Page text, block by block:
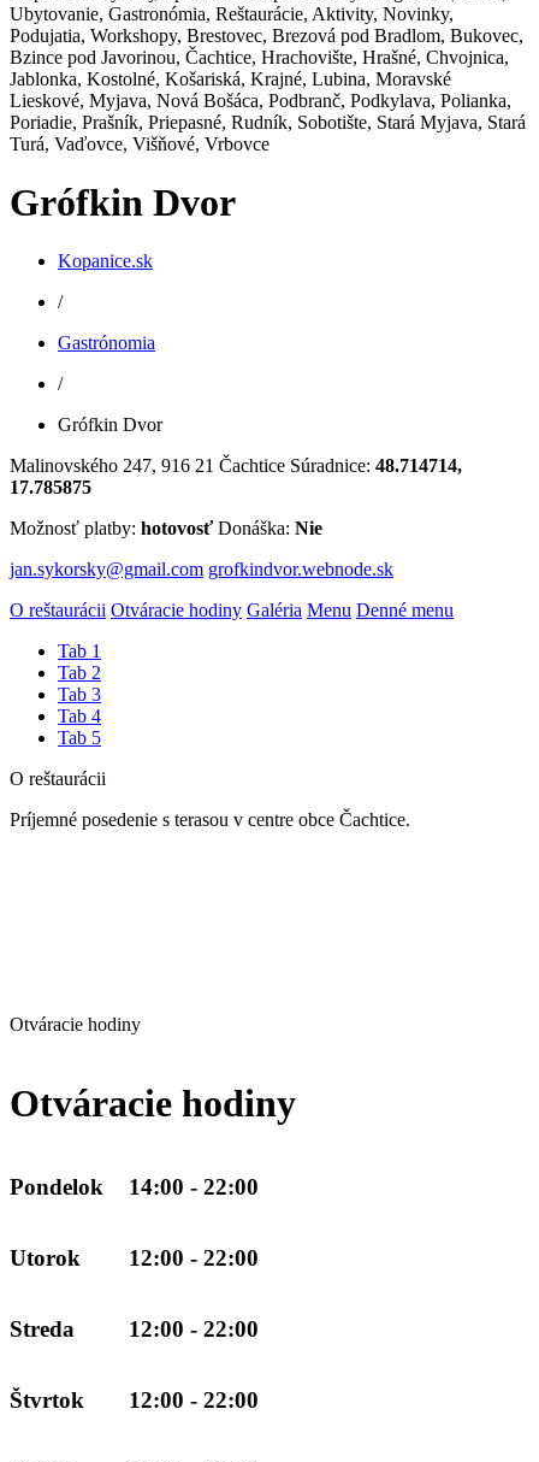
Grófkin Dvor
Kopanice.sk
/
Gastrónomia
/
Grófkin Dvor
Malinovského 247, 916 21 Čachtice Súradnice: 48.714714,
17.785875
Možnosť platby: hotovosť Donáška: Nie
jan.sykorsky@gmail.com grofkindvor.webnode.sk
O reštaurácii Otváracie hodiny Galéria Menu Denné menu
Tab 1
Tab 2
Tab 3
Tab 4
Tab 5
O reštaurácii
Príjemné posedenie s terasou v centre obce Čachtice.
Otváracie hodiny
Otváracie hodiny
Pondelok 14:00 - 22:00
Utorok 12:00 - 22:00
Streda 12:00 - 22:00
Štvrtok 12:00 - 22:00